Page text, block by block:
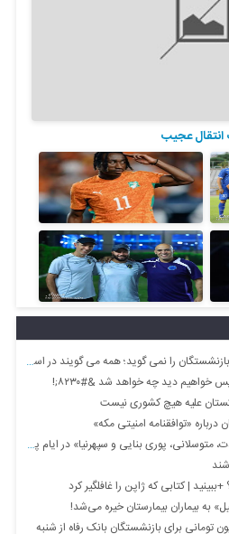
را نمی گوید؛ همه می گویند در اسرع وقت
خواهیم دید چه خواهد شد &#۸۲۳۰;!
علیه هیچ کشوری نیست
«توافقنامه امنیتی مکه»
پوری بنایی و سپهرنیا» در ایام پیری؛ دهه ۹۰
| کتابی که ژاپن را غافلگیر کرد
به بیماران بیمارستان خیره می‌شد!